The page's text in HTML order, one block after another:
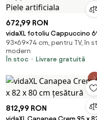
672,99 RON
vidaXL fotoliu Cappuccino
74 x 93 cm Piele artificiala
93×69×74 cm, pentru TV, în
modern
În stoc
Livrare gratuită
812,99 RON